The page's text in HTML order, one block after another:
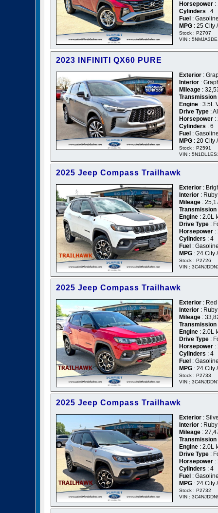
Horsepower :
Cylinders : 4
Fuel :
MPG : 25 City
Stock : P2707
VIN :
2023 INFINITI QX60 PURE
Exterior :
Interior :
Mileage :
Transmission
Engine : 3.5L
Drive Type :
Horsepower :
Cylinders : 6
Fuel :
MPG : 20 City
Stock : P2591
VIN :
2025 Jeep Compass Trailhawk
Exterior :
Interior :
Mileage :
Transmission
Engine : 2.0L
Drive Type :
Horsepower :
Cylinders : 4
Fuel :
MPG : 24 City
Stock : P2726
VIN :
2025 Jeep Compass Trailhawk
Exterior :
Interior :
Mileage :
Transmission
Engine : 2.0L
Drive Type :
Horsepower :
Cylinders : 4
Fuel :
MPG : 24 City
Stock : P2733
VIN :
2025 Jeep Compass Trailhawk
Exterior :
Interior :
Mileage :
Transmission
Engine : 2.0L
Drive Type :
Horsepower :
Cylinders : 4
Fuel :
MPG : 24 City
Stock : P2732
VIN :